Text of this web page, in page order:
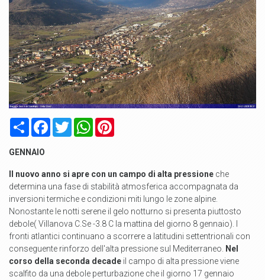
CondividiFacebook
TwitterWhatsApp
GENNAIO
Il nuovo anno si apre con un campo di alta pressione che
determina una fase di stabilità atmosferica accompagnata da
inversioni termiche e condizioni miti lungo le zone alpine.
Nonostante le notti serene il gelo notturno si presenta piuttosto
debole( Villanova C.Se -3.8 C la mattina del giorno 8 gennaio). I
fronti atlantici continuano a scorrere a latitudini settentrionali con
conseguente rinforzo dell'alta pressione sul Mediterraneo. Nel
corso della seconda decade il campo di alta pressione viene
scalfito da una debole perturbazione che il giorno 17 gennaio